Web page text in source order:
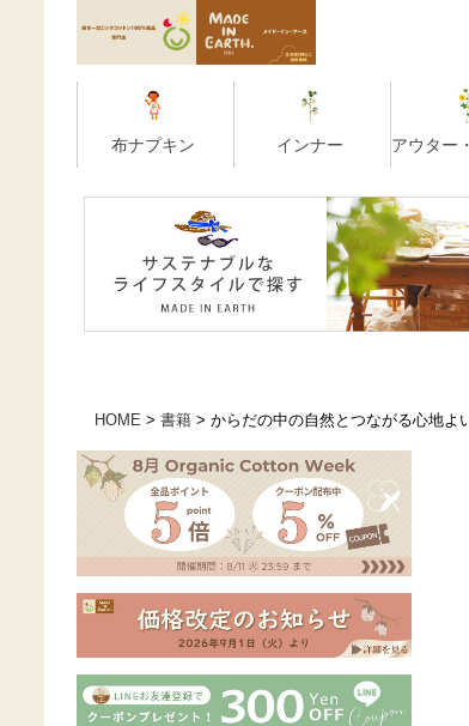
HOME 書籍 からだの中の自然とつながる心地よ